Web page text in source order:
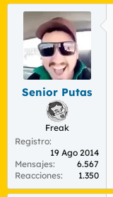
Senior Putas
Freak
Registro
19 Ago 2014
Mensajes
6.567
Reacciones
1.350